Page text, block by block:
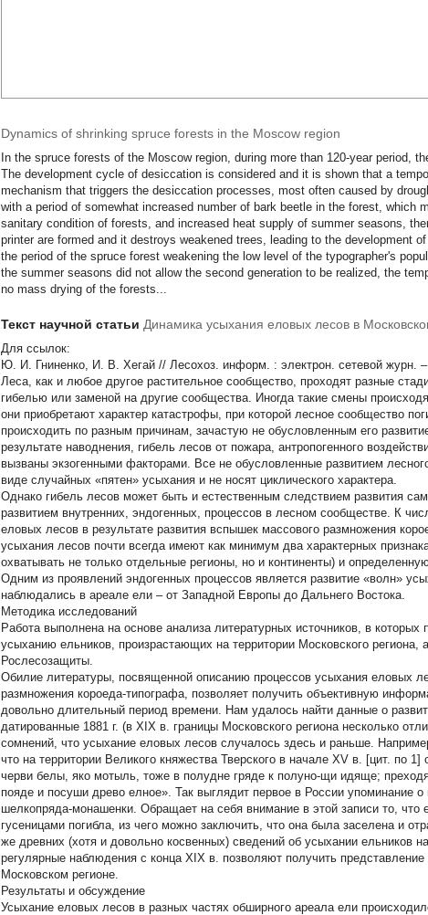
Dynamics of shrinking spruce forests in the Moscow region
In the spruce forests of the Moscow region, during more than 120-year period,
The development cycle of desiccation is considered and it is shown that a
mechanism that triggers the desiccation processes, most often caused by
with a period of somewhat increased number of bark beetle in the forest, which
sanitary condition of forests, and increased heat supply of summer seasons,
printer are formed and it destroys weakened trees, leading to the development
the period of the spruce forest weakening the low level of the typographer's
the summer seasons did not allow the second generation to be realized, the
no mass drying of the forests...
Текст научной статьи Динамика усыхания еловых лесов в
Для ссылок:
Ю. И. Гниненко, И. В. Хегай // Лесохоз. информ. : электрон. сетевой журн.
Леса, как и любое другое растительное сообщество, проходят разные
гибелью или заменой на другие сообщества. Иногда такие смены
они приобретают характер катастрофы, при которой лесное сообщество
происходить по разным причинам, зачастую не обусловленным его
результате наводнения, гибель лесов от пожара, антропогенного
вызваны экзогенными факторами. Все не обусловленные развитием
виде случайных «пятен» усыхания и не носят циклического характера.
Однако гибель лесов может быть и естественным следствием развития
развитием внутренних, эндогенных, процессов в лесном сообществе. К
еловых лесов в результате развития вспышек массового размножения
усыхания лесов почти всегда имеют как минимум два характерных
охватывать не только отдельные регионы, но и континенты) и
Одним из проявлений эндогенных процессов является развитие «волн»
наблюдались в ареале ели – от Западной Европы до Дальнего Востока.
Методика исследований
Работа выполнена на основе анализа литературных источников, в
усыханию ельников, произрастающих на территории Московского
Рослесозащиты.
Обилие литературы, посвященной описанию процессов усыхания еловых
размножения короеда-типографа, позволяет получить объективную
довольно длительный период времени. Нам удалось найти данные о
датированные 1881 г. (в XIX в. границы Московского региона несколько
сомнений, что усыхание еловых лесов случалось здесь и раньше.
что на территории Великого княжества Тверского в начале XV в. [цит. по
черви белы, яко мотыль, тоже в полудне гряде к полуно-щи идяще;
пояде и посуши древо елное». Так выглядит первое в России упоминание
шелкопряда-монашенки. Обращает на себя внимание в этой записи то, что
гусеницами погибла, из чего можно заключить, что она была заселена и
же древних (хотя и довольно косвенных) сведений об усыхании ельников
регулярные наблюдения с конца ХIХ в. позволяют получить
Московском регионе.
Результаты и обсуждение
Усыхание еловых лесов в разных частях обширного ареала ели